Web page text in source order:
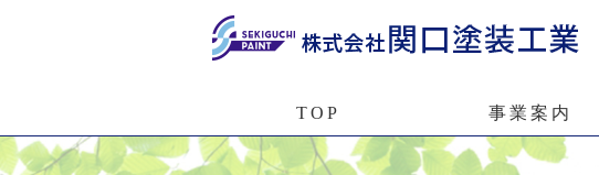
TOP 事業案内